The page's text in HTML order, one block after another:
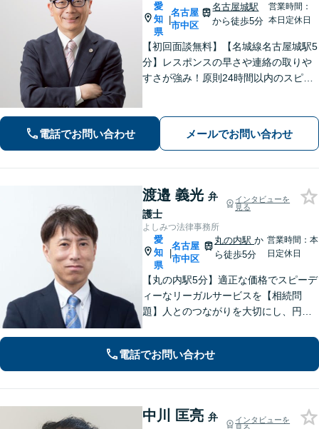
愛
知
県
|
名古屋
市中区
名古屋城駅
から徒歩5分
営業時間：
本日定休日
【初回面談無料】【名城線名古屋城駅5
分】レスポンスの早さや連絡の取りや
すさが強み！原則24時間以内のスピー
費など幅広く対応できます【相続遺
言】不動産業者や司法書士とも連携可
電話でお問い合わせ メールでお問い合わせ
渡邉 義光 弁
護士
インタビューを
見る
よしみつ法律事務所
愛
知
県
|
名古屋
市中区
丸の内駅か
ら徒歩5分
営業時間：本
日定休日
【丸の内駅5分】適正な価格でスピーデ
ィーなリーガルサービスを【相続問
題】人とのつながりを大切にし、円満
お任せください。経営者・労働者の未
来にも配慮し、的確に対応します【休
日相談可】
電話でお問い合わせ
中川 匡亮 弁
インタビューを